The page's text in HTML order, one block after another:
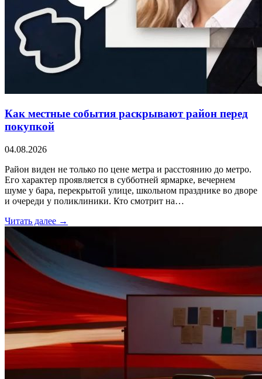
Как местные события раскрывают район перед
покупкой
04.08.2026
Район виден не только по цене метра и расстоянию до метро.
Его характер проявляется в субботней ярмарке, вечернем
шуме у бара, перекрытой улице, школьном празднике во дворе
и очереди у поликлиники. Кто смотрит на…
Читать далее →